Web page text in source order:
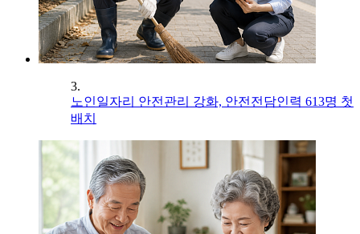
3.
노인일자리 안전관리 강화, 안전전담인력 613명 첫
배치